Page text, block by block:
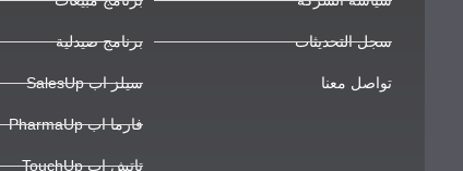
سجل التحديثات
تواصل معنا
برنامج صيدلية
سيلز اب SalesUp
فارما اب PharmaUp
تاتش اب TouchUp